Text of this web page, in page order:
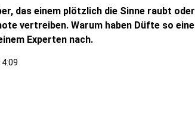
das einem plötzlich die Sinne raubt
vertreiben. Warum haben Düfte so
Experten nach.